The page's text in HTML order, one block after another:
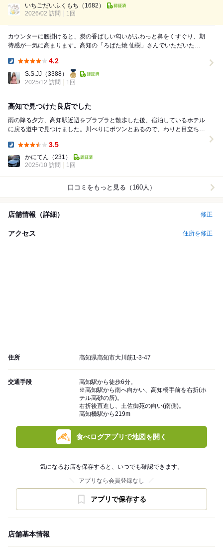
い雰囲気もある味...
いちごだいふくもち （1682）
2026/02 訪問
1回
カウンターに腰掛けると、炭の香ばしい匂いがふわっと鼻をくすぐり、期
待感が一気に高まります。高知の「ろばた焼 仙樹」さんでいただいた料
4.2
S.S.JJ （3388）
2025/12 訪問
1回
高知で見つけた良店でした
雨の降る夕方、高知駅近辺をブラブラと散歩した後、宿泊しているホテル
に戻る道中で見つけました。川べりにポツンとあるので、わりと目立ちま
3.5
かにてん （231）
2025/10 訪問
1回
口コミをもっと見る（160人）
店舗情報（詳細） 修正
アクセス 住所を修正
住所 高知県高知市大川筋1-3-47
交通手段
高知駅から徒歩6分。
※高知駅から南へ向かい、高知橋手前を右折(ホ
テル高砂の所)。
右折後直進し、土佐御苑の向い(南側)。
高知橋駅から219m
食べログアプリで地図を開く
気になるお店を保存すると、いつでも確認できます。
アプリなら会員登録なし
アプリで保存する
店舗基本情報